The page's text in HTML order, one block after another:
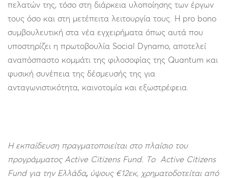
πελατών της, τόσο στη διάρκεια υλοποίησης των έργων
τους όσο και στη μετέπειτα λειτουργία τους. Η pro bono
συμβουλευτική στα νέα εγχειρήματα όπως αυτά που
υποστηρίζει η πρωτοβουλία Social Dynamo, αποτελεί
αναπόσπαστο κομμάτι της φιλοσοφίας της Quantum και
φυσική συνέπεια της δέσμευσής της για
ανταγωνιστικότητα, καινοτομία και εξωστρέφεια.
Η εκπαίδευση πραγματοποιείται στο πλαίσιο του
προγράμματος Active Citizens Fund. Tο Active Citizens
Fund για την Ελλάδα, ύψους €12εκ, χρηματοδοτείται από